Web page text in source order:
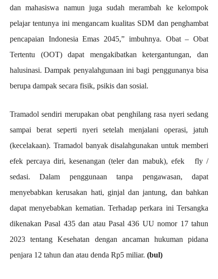
dan mahasiswa namun juga sudah merambah ke kelompok
pelajar tentunya ini mengancam kualitas SDM dan penghambat
pencapaian Indonesia Emas 2045,” imbuhnya. Obat – Obat
Tertentu (OOT) dapat mengakibatkan ketergantungan, dan
halusinasi. Dampak penyalahgunaan ini bagi penggunanya bisa
berupa dampak secara fisik, psikis dan sosial.
Tramadol sendiri merupakan obat penghilang rasa nyeri sedang
sampai berat seperti nyeri setelah menjalani operasi, jatuh
(kecelakaan). Tramadol banyak disalahgunakan untuk memberi
efek percaya diri, kesenangan (teler dan mabuk), efek fly /
sedasi. Dalam penggunaan tanpa pengawasan, dapat
menyebabkan kerusakan hati, ginjal dan jantung, dan bahkan
dapat menyebabkan kematian. Terhadap perkara ini Tersangka
dikenakan Pasal 435 dan atau Pasal 436 UU nomor 17 tahun
2023 tentang Kesehatan dengan ancaman hukuman pidana
penjara 12 tahun dan atau denda Rp5 miliar. (bul)